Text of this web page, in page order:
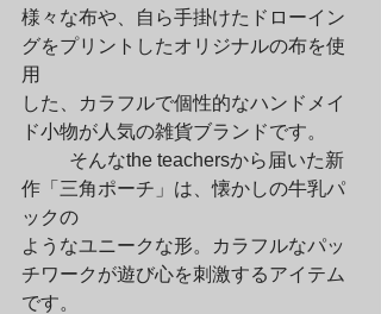
様々な布や、自ら手掛けたドローイン
グをプリントしたオリジナルの布を使
用
した、カラフルで個性的なハンドメイ
ド小物が人気の雑貨ブランドです。
作「三角ポーチ」は、懐かしの牛乳パ
ックの
ようなユニークな形。カラフルなパッ
チワークが遊び心を刺激するアイテム
です。